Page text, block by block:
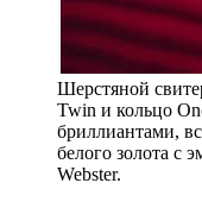
Шерстяной
Twin и кольцо
бриллиантами,
белого золота с
Webster.